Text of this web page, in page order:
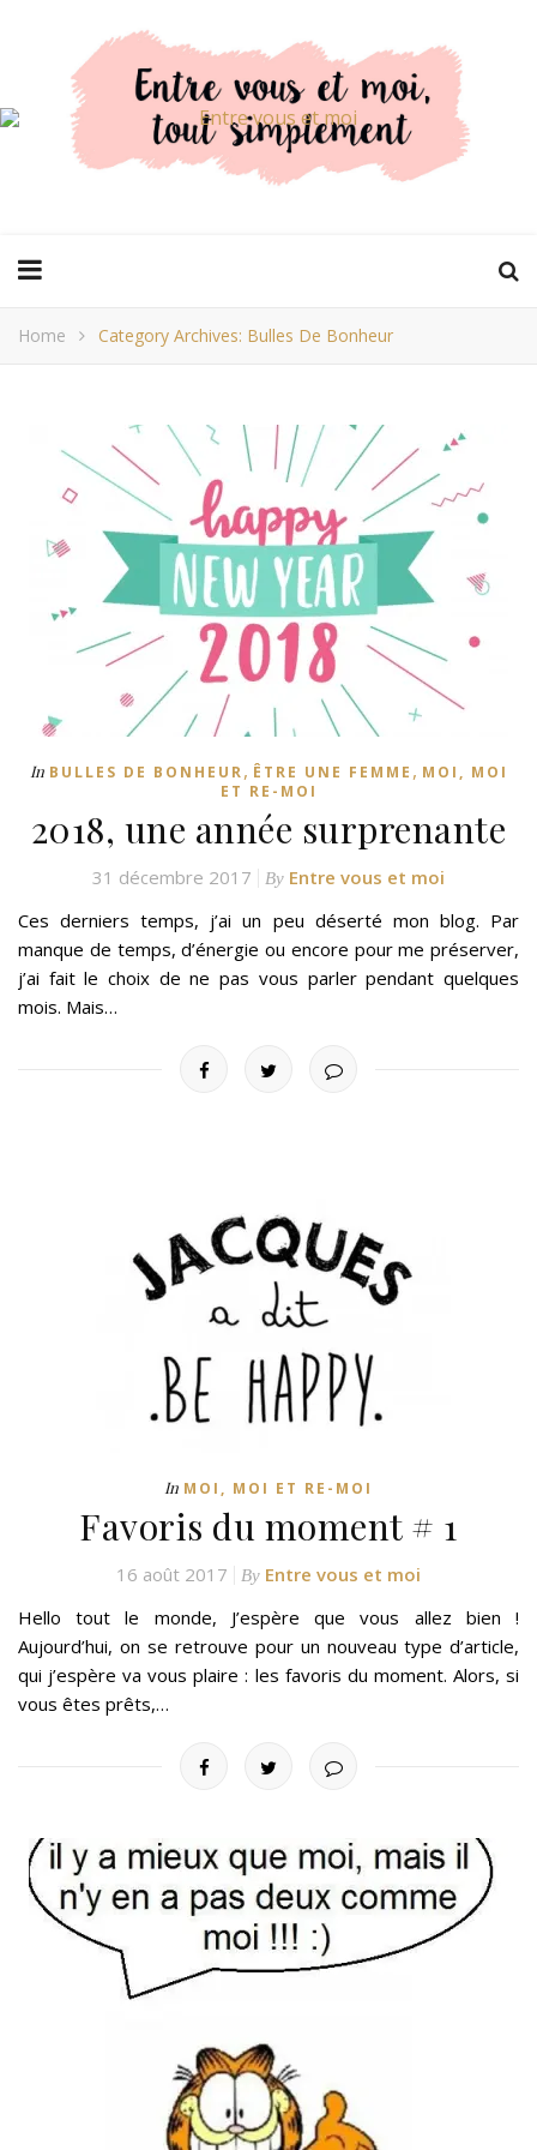
Home Category Archives: Bulles De Bonheur
In BULLES DE BONHEUR, ÊTRE UNE FEMME , MOI, MOI
ET RE-MOI
2018, une année surprenante
31 décembre 2017 By Entre vous et moi
Ces derniers temps, j’ai un peu déserté mon blog. Par
manque de temps, d’énergie ou encore pour me préserver,
j’ai fait le choix de ne pas vous parler pendant quelques
mois. Mais…
In MOI, MOI ET RE-MOI
Favoris du moment # 1
16 août 2017 By Entre vous et moi
Hello tout le monde, J’espère que vous allez bien !
Aujourd’hui, on se retrouve pour un nouveau type d’article,
qui j’espère va vous plaire : les favoris du moment. Alors, si
vous êtes prêts,…